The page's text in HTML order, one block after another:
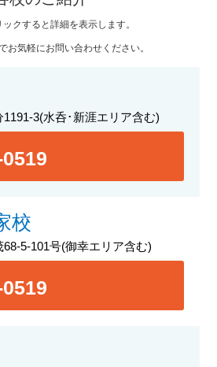
クすると詳細を表示します。
お気軽にお問い合わせください。
1191-3(水呑･新涯エリア含む)
校
5-101号(御幸エリア含む)